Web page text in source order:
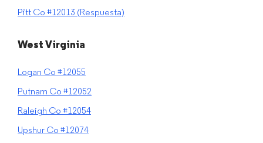
Pitt Co #12013 (Respuesta)
West Virginia
Logan Co #12055
Putnam Co #12052
Raleigh Co #12054
Upshur Co #12074